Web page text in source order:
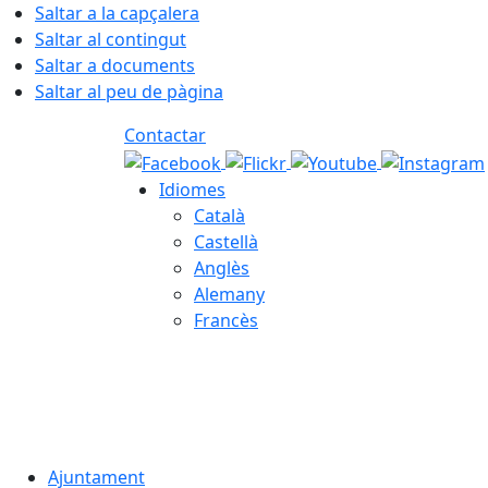
Saltar a la capçalera
Saltar al contingut
Saltar a documents
Saltar al peu de pàgina
Contactar
Idiomes
Català
Castellà
Anglès
Alemany
Francès
Ajuntament